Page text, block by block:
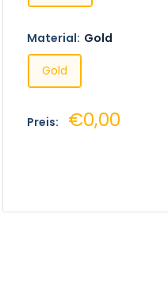
Material: Gold
Gold
Preis: €0,00